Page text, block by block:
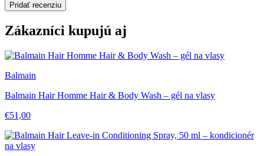
Pridať recenziu
Zákazníci kupujú aj
Balmain
Balmain Hair Homme Hair & Body Wash – gél na vlasy
€51,00